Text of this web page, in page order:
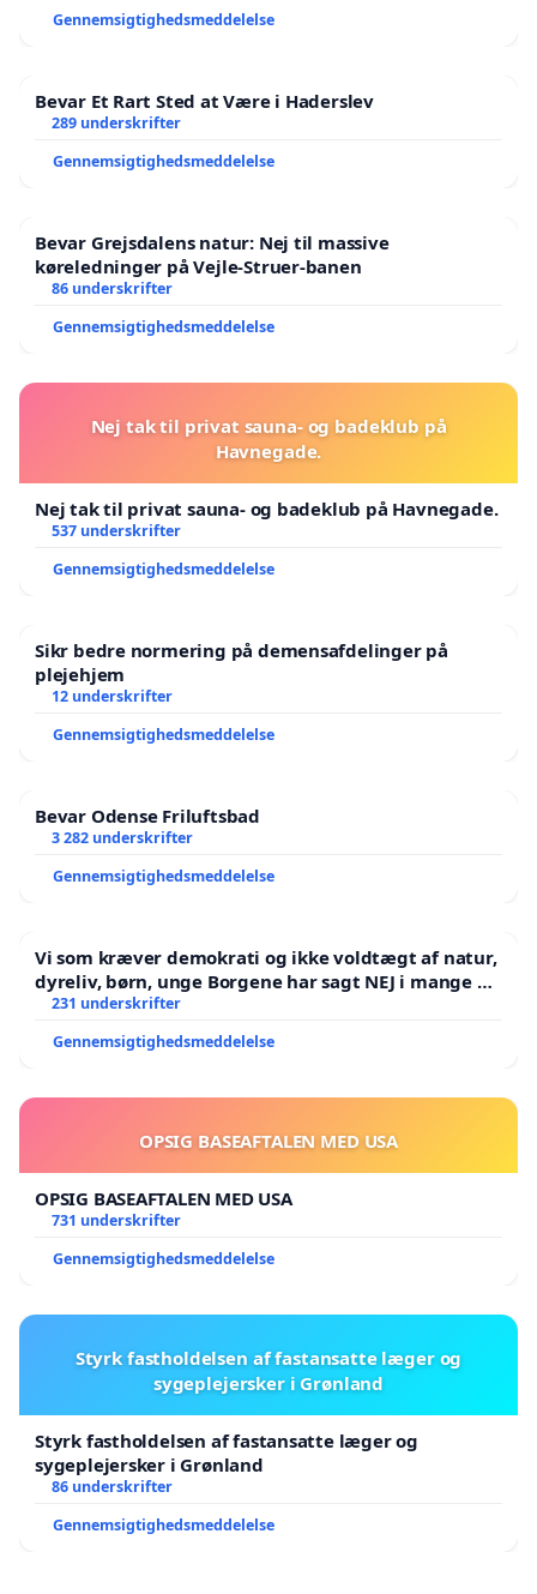
Gennemsigtighedsmeddelelse
Bevar Et Rart Sted at Være i Haderslev
289 underskrifter
Gennemsigtighedsmeddelelse
Bevar Grejsdalens natur: Nej til massive
køreledninger på Vejle-Struer-banen
86 underskrifter
Gennemsigtighedsmeddelelse
Nej tak til privat sauna- og badeklub på
Havnegade.
Nej tak til privat sauna- og badeklub på Havnegade.
537 underskrifter
Gennemsigtighedsmeddelelse
Sikr bedre normering på demensafdelinger på
plejehjem
12 underskrifter
Gennemsigtighedsmeddelelse
Bevar Odense Friluftsbad
3 282 underskrifter
Gennemsigtighedsmeddelelse
Vi som kræver demokrati og ikke voldtægt af natur,
dyreliv, børn, unge Borgene har sagt NEJ i mange år.
Der er
231 underskrifter
Gennemsigtighedsmeddelelse
OPSIG BASEAFTALEN MED USA
OPSIG BASEAFTALEN MED USA
731 underskrifter
Gennemsigtighedsmeddelelse
Styrk fastholdelsen af fastansatte læger og
sygeplejersker i Grønland
Styrk fastholdelsen af fastansatte læger og
sygeplejersker i Grønland
86 underskrifter
Gennemsigtighedsmeddelelse